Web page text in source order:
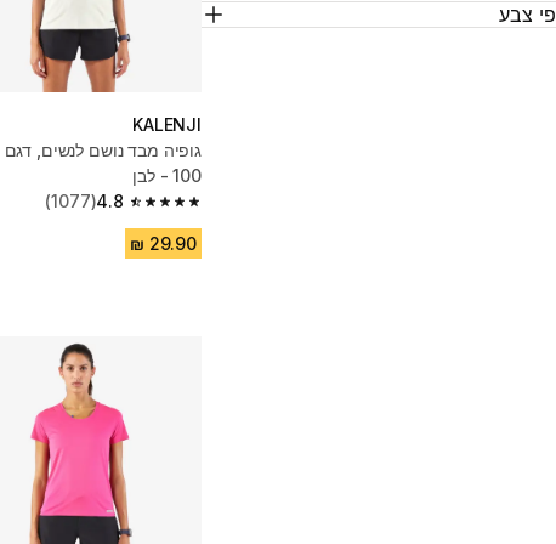
צבע
KALENJI
100 - לבן
4.8
4.8 out of 5 stars from 1077 reviews
(1077)